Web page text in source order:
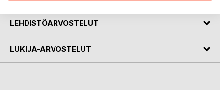
LEHDISTÖARVOSTELUT
LUKIJA-ARVOSTELUT